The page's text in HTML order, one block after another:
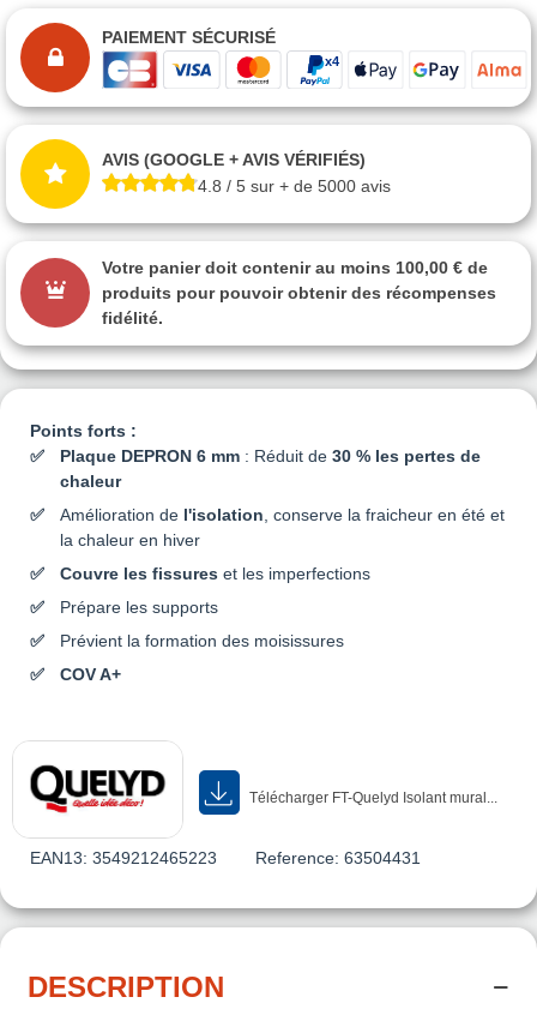
Points forts :
Plaque DEPRON 6 mm : Réduit de 30 % les pertes de
chaleur
Amélioration de l'isolation , conserve la fraicheur en été et
la chaleur en hiver
Couvre les fissures et les imperfections
Prépare les supports
Prévient la formation des moisissures
COV A+
Télécharger FT-Quelyd Isolant mural...
EAN13: 3549212465223 Reference: 63504431
PAIEMENT SÉCURISÉ
AVIS (GOOGLE + AVIS VÉRIFIÉS)
4.8 / 5 sur + de 5000 avis
Votre panier doit contenir au moins 100,00 € de
produits pour pouvoir obtenir des récompenses
fidélité.
DESCRIPTION